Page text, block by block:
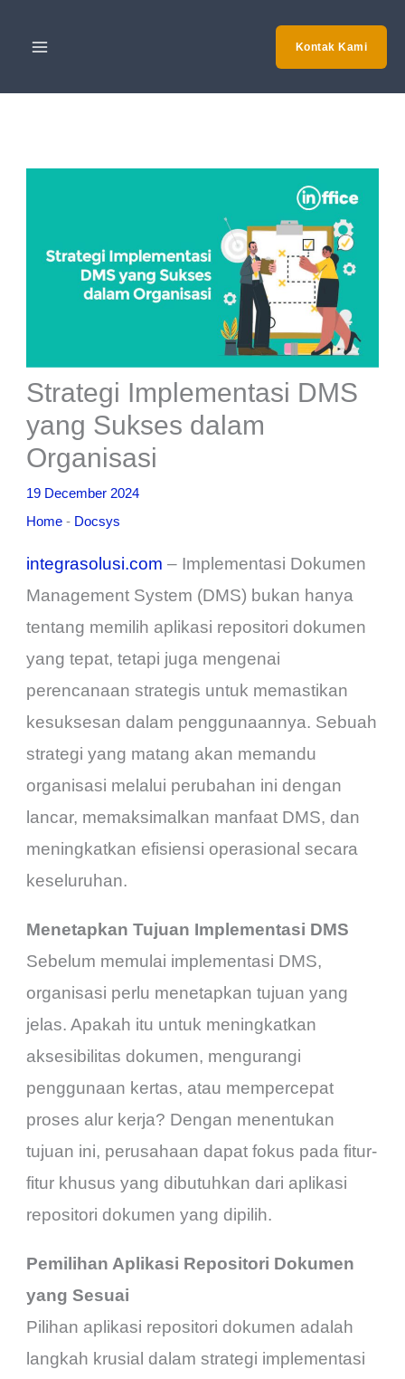
Kontak Kami
Strategi Implementasi DMS
yang Sukses dalam
Organisasi
19 December 2024
Home - Docsys
integrasolusi.com – Implementasi Dokumen
Management System (DMS) bukan hanya
tentang memilih aplikasi repositori dokumen
yang tepat, tetapi juga mengenai
perencanaan strategis untuk memastikan
kesuksesan dalam penggunaannya. Sebuah
strategi yang matang akan memandu
organisasi melalui perubahan ini dengan
lancar, memaksimalkan manfaat DMS, dan
meningkatkan efisiensi operasional secara
keseluruhan.
Menetapkan Tujuan Implementasi DMS
Sebelum memulai implementasi DMS,
organisasi perlu menetapkan tujuan yang
jelas. Apakah itu untuk meningkatkan
aksesibilitas dokumen, mengurangi
penggunaan kertas, atau mempercepat
proses alur kerja? Dengan menentukan
tujuan ini, perusahaan dapat fokus pada fitur-
fitur khusus yang dibutuhkan dari aplikasi
repositori dokumen yang dipilih.
Pemilihan Aplikasi Repositori Dokumen
yang Sesuai
Pilihan aplikasi repositori dokumen adalah
langkah krusial dalam strategi implementasi